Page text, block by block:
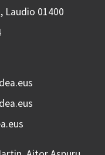
Laudio 01400